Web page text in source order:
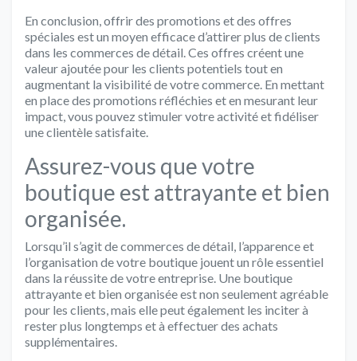
En conclusion, offrir des promotions et des offres
spéciales est un moyen efficace d’attirer plus de clients
dans les commerces de détail. Ces offres créent une
valeur ajoutée pour les clients potentiels tout en
augmentant la visibilité de votre commerce. En mettant
en place des promotions réfléchies et en mesurant leur
impact, vous pouvez stimuler votre activité et fidéliser
une clientèle satisfaite.
Assurez-vous que votre
boutique est attrayante et bien
organisée.
Lorsqu’il s’agit de commerces de détail, l’apparence et
l’organisation de votre boutique jouent un rôle essentiel
dans la réussite de votre entreprise. Une boutique
attrayante et bien organisée est non seulement agréable
pour les clients, mais elle peut également les inciter à
rester plus longtemps et à effectuer des achats
supplémentaires.